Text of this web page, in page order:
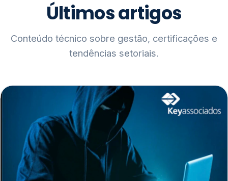
Últimos artigos
Conteúdo técnico sobre gestão, certificações e
tendências setoriais.